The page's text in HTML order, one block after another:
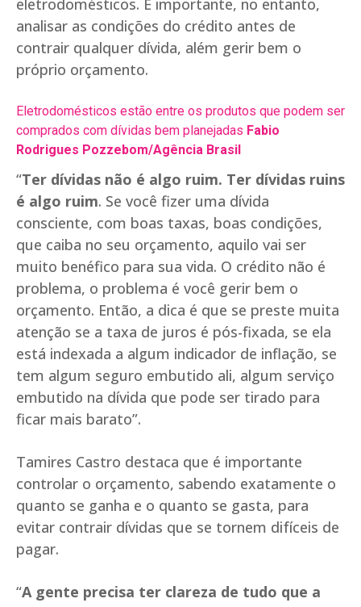
eletrodomésticos. É importante, no entanto,
analisar as condições do crédito antes de
contrair qualquer dívida, além gerir bem o
próprio orçamento.
Eletrodomésticos estão entre os produtos que podem ser
comprados com dívidas bem planejadas Fabio
Rodrigues Pozzebom/Agência Brasil
“Ter dívidas não é algo ruim. Ter dívidas ruins
é algo ruim. Se você fizer uma dívida
consciente, com boas taxas, boas condições,
que caiba no seu orçamento, aquilo vai ser
muito benéfico para sua vida. O crédito não é
problema, o problema é você gerir bem o
orçamento. Então, a dica é que se preste muita
atenção se a taxa de juros é pós-fixada, se ela
está indexada a algum indicador de inflação, se
tem algum seguro embutido ali, algum serviço
embutido na dívida que pode ser tirado para
ficar mais barato”.
Tamires Castro destaca que é importante
controlar o orçamento, sabendo exatamente o
quanto se ganha e o quanto se gasta, para
evitar contrair dívidas que se tornem difíceis de
pagar.
“A gente precisa ter clareza de tudo que a